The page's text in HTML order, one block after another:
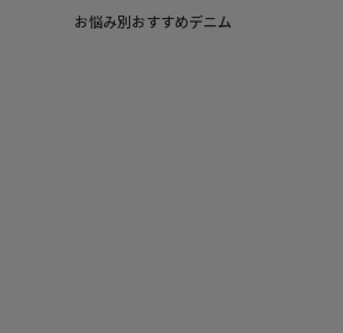
お悩み別おすすめデニム